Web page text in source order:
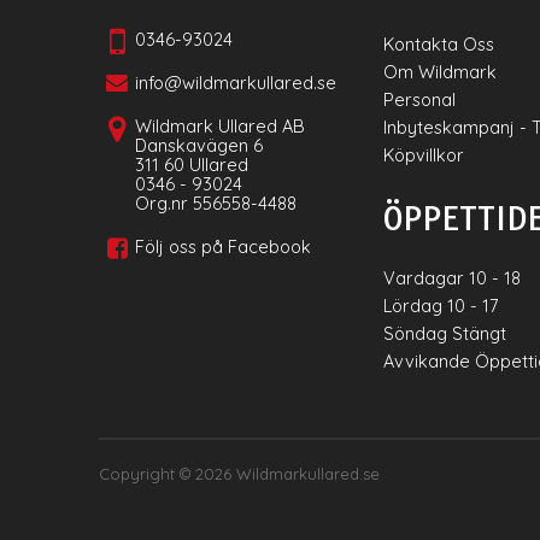
0346-93024
info@wildmarkullared.se
Wildmark Ullared AB
Danskavägen 6
311 60 Ullared
0346 - 93024
Org.nr 556558-4488
Följ oss på Facebook
Kontakta Oss
Om Wildmark
Personal
Inbyteskampanj -
Köpvillkor
Vardagar 10 - 18
Lördag 10 - 17
Söndag Stängt
Avvikande
Copyright © 2026 Wildmarkullared.se